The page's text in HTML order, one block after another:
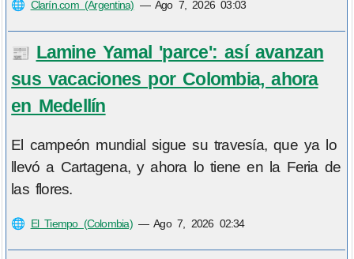
🌐 Clarín.com (Argentina) — Ago 7, 2026 03:03
📰 Lamine Yamal 'parce': así avanzan
sus vacaciones por Colombia, ahora
en Medellín
El campeón mundial sigue su travesía, que ya lo
llevó a Cartagena, y ahora lo tiene en la Feria de
las flores.
🌐 El Tiempo (Colombia)—Ago 7, 2026 02:34